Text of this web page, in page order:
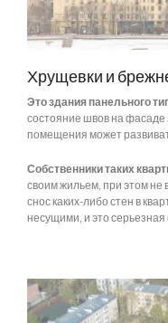
Хрущевки и
Это здания панельного
состояние швов на фасаде
помещения может
Собственники таких
своим жильем, при этом не
снос каких-либо стен в
несущими, и это серьезная